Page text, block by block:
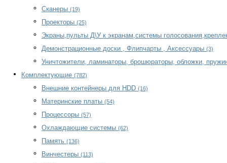
Сканеры (19)
Проекторы (25)
Экраны,пульты Д\У к экранам,системы
Демонстрационные доски , Флипчарты , Аксессуары (3)
Уничтожители, ламинаторы, брошюраторы, обложки,
Комплектующие (782)
Внешние контейнеры для HDD (16)
Материнские платы (54)
Процессоры (57)
Охлаждающие системы (62)
Память (136)
Винчестеры (113)